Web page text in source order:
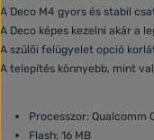
A Deco M4 gyors és stabil
A Deco képes kezelni akár a
A szülői felügyelet opció
A telepítés könnyebb, mint
Processzor: Qualcomm
Flash: 16 MB